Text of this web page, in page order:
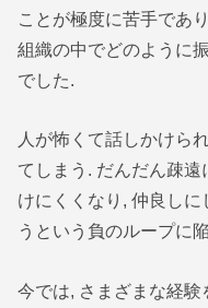
ことが極度に苦手であ
組織の中でどのように
でした.
人が怖くて話しかけら
てしまう. だんだん疎
けにくくなり, 仲良し
うという負のループに
今では, さまざまな経